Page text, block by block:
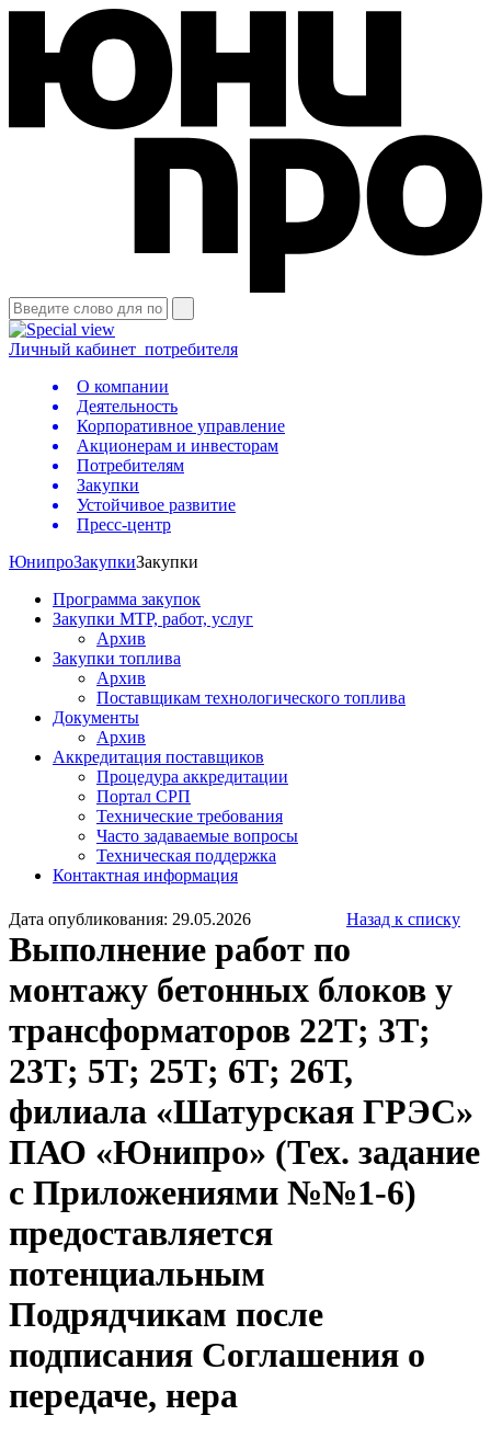
Личный кабинет потребителя
О компании
Деятельность
Корпоративное управление
Акционерам и инвесторам
Потребителям
Закупки
Устойчивое развитие
Пресс-центр
ЮнипроЗакупкиЗакупки
Программа закупок
Закупки МТР, работ, услуг
Архив
Закупки топлива
Архив
Поставщикам технологического топлива
Документы
Архив
Аккредитация поставщиков
Процедура аккредитации
Портал СРП
Технические требования
Часто задаваемые вопросы
Техническая поддержка
Контактная информация
Дата опубликования: 29.05.2026 Назад к списку
Выполнение работ по
монтажу бетонных блоков у
трансформаторов 22Т; 3Т;
23Т; 5Т; 25Т; 6Т; 26Т,
филиала «Шатурская ГРЭС»
ПАО «Юнипро» (Тех. задание
с Приложениями №№1-6)
предоставляется
потенциальным
Подрядчикам после
подписания Соглашения о
передаче, нера